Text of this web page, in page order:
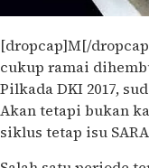
[dropcap]M[/
cukup ramai
Pilkada DKI 2017,
Akan tetapi bukan
siklus tetap isu